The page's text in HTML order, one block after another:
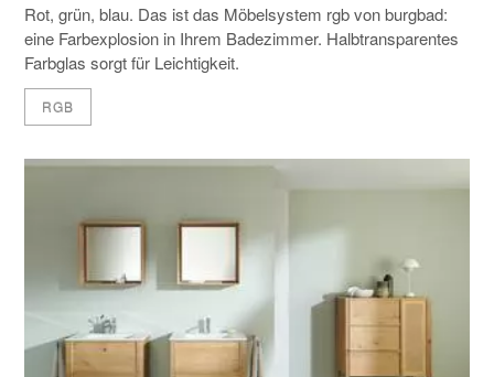
Rot, grün, blau. Das ist das Möbelsystem rgb von burgbad:
eine Farbexplosion in Ihrem Badezimmer. Halbtransparentes
Farbglas sorgt für Leichtigkeit.
RGB